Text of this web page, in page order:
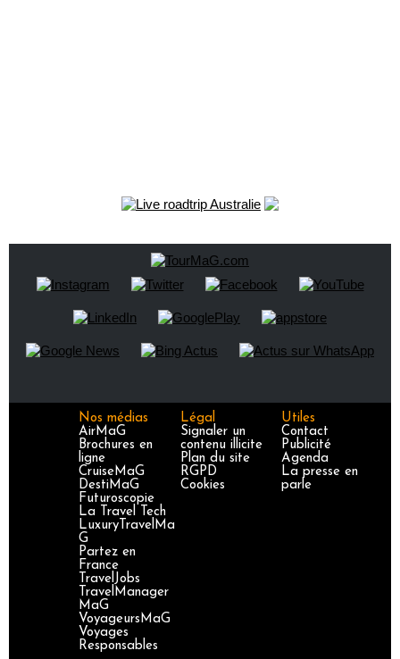
Nos médias
AirMaG
Brochures en
ligne
CruiseMaG
DestiMaG
Futuroscopie
La Travel Tech
LuxuryTravelMa
G
Partez en
France
TravelJobs
TravelManager
MaG
VoyageursMaG
Voyages
Responsables
Légal
Signaler un
contenu illicite
Plan du site
RGPD
Cookies
Utiles
Contact
Publicité
Agenda
La presse en
parle